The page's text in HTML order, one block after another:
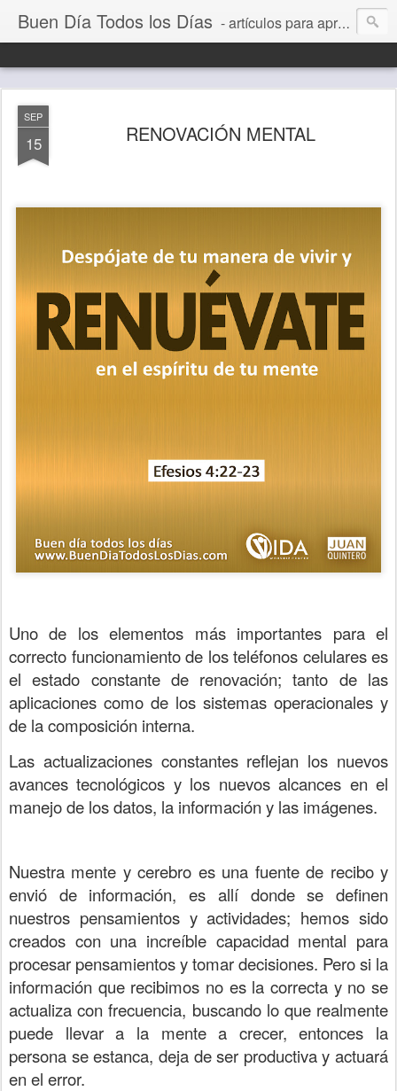
Buen Día Todos los Días - artículos para aprender a vivir mejor, un día a la vez. Por Juan C Quintero
SEP
15 RENOVACIÓN MENTAL
Uno de los elementos más importantes para el
correcto funcionamiento de los teléfonos celulares es
el estado constante de renovación; tanto de las
aplicaciones como de los sistemas operacionales y
de la composición interna.
Las actualizaciones constantes reflejan los nuevos
avances tecnológicos y los nuevos alcances en el
manejo de los datos, la información y las imágenes.
Nuestra mente y cerebro es una fuente de recibo y
envió de información, es allí donde se definen
nuestros pensamientos y actividades; hemos sido
creados con una increíble capacidad mental para
procesar pensamientos y tomar decisiones. Pero si la
información que recibimos no es la correcta y no se
actualiza con frecuencia, buscando lo que realmente
puede llevar a la mente a crecer, entonces la
persona se estanca, deja de ser productiva y actuará
en el error.